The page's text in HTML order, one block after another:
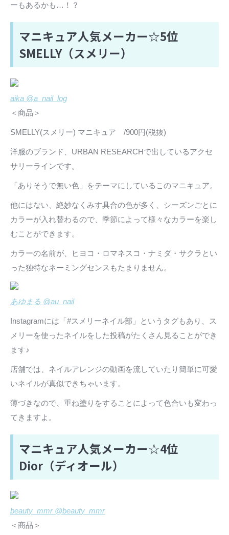
ーもあるかも…！？
マニキュア人気メーカー☆5位
SMELLY（スメリー）
aika @a_nail_log
＜商品＞
SMELLY(スメリー) マニキュア /900円(税抜)
洋服のブランド、URBAN RESEARCHで出しているアクセ
サリーラインです。
「ありそうで無い色」をテーマにしているこのマニキュア。
他にはない、絶妙なくみす具合の色が多く、シーズンごとに
カラーが入れ替わるので、季節によって様々なカラーを楽し
むことができます。
カラーの名前が、ヒヨコ・ロマネスコ・ナミダ・サクラとい
った独特なネーミングセンスもたまりません。
あゆまる @au_nail
Instagramには「#スメリーネイル部」というタグもあり、ス
メリーを使ったネイルをした投稿がたくさん見ることができ
ます♪
店舗では、ネイルアレンジの動画を流していたり簡単に可愛
いネイルが真似できちゃいます。
薄づきなので、重ね塗りをすることによって色合いも変わっ
てきますよ。
マニキュア人気メーカー☆4位
Dior（ディオール）
beauty_mmr @beauty_mmr
＜商品＞